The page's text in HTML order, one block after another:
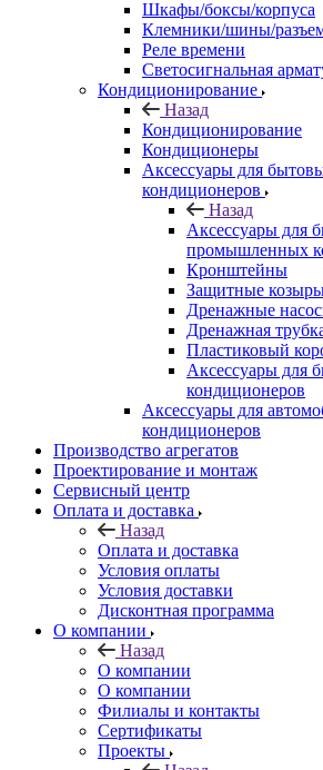
Шкафы/боксы/корпуса
Клемники/шины/
Реле времени
Светосигнальная
Кондиционирование
Назад
Кондиционирование
Кондиционеры
Аксессуары для
кондиционеров
Назад
Аксессуары для
промышленных
Кронштейны
Защитные
Дренажные
Дренажная
Пластиковый
Аксессуары для
кондиционеров
Аксессуары для
кондиционеров
Производство агрегатов
Проектирование и монтаж
Сервисный центр
Оплата и доставка
Назад
Оплата и доставка
Условия оплаты
Условия доставки
Дисконтная программа
О компании
Назад
О компании
О компании
Филиалы и контакты
Сертификаты
Проекты